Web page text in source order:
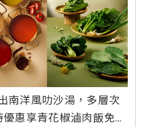
南洋風叻沙湯，多層次
惠享青花椒滷肉飯免費